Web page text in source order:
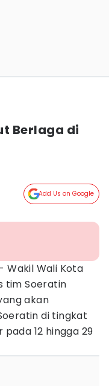
Berlaga di
Add Us on Google
- Wakil Wali Kota
tim Soeratin
akan
di tingkat
pada 12 hingga 29